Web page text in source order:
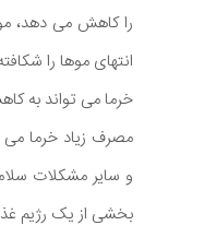
را کاهش می ‌دهد،
خرما می تواند به
مصرف زیاد خرما می
و سایر مشکلات
بخشی از یک رژیم